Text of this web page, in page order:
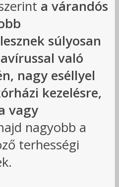
a várandós
súlyosan
való
nagy eséllyel
kezelésre,
vagy
nagyobb a
terhességi